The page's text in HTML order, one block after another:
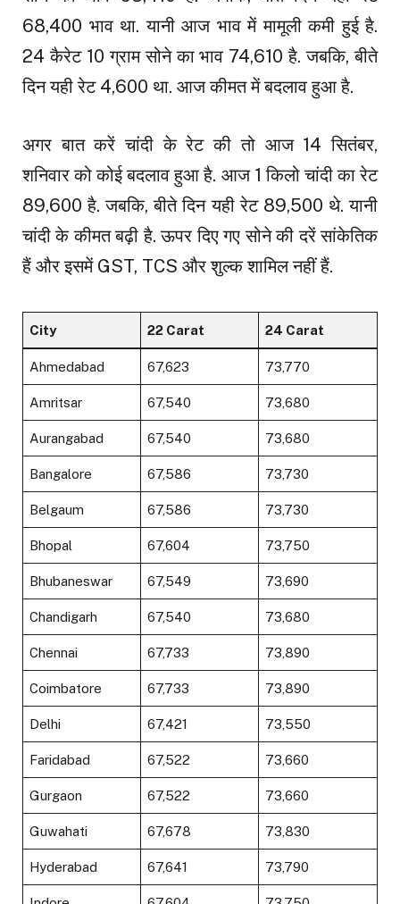
₹68,400 भाव था. यानी आज भाव में मामूली कमी हुई है.
24 कैरेट 10 ग्राम सोने का भाव ₹74,610 है. जबकि, बीते
दिन यही रेट ₹4,600 था. आज कीमत में बदलाव हुआ है.
अगर बात करें चांदी के रेट की तो आज 14 सितंबर,
शनिवार को कोई बदलाव हुआ है. आज 1 किलो चांदी का रेट
89,600 है. जबकि, बीते दिन यही रेट 89,500 थे. यानी
चांदी के कीमत बढ़ी है. ऊपर दिए गए सोने की दरें सांकेतिक
हैं और इसमें GST, TCS और शुल्क शामिल नहीं हैं.
City 22 Carat 24 Carat
Ahmedabad ₹67,623 ₹73,770
Amritsar ₹67,540 ₹73,680
Aurangabad ₹67,540 ₹73,680
Bangalore ₹67,586 ₹73,730
Belgaum ₹67,586 ₹73,730
Bhopal ₹67,604 ₹73,750
Bhubaneswar ₹67,549 ₹73,690
Chandigarh ₹67,540 ₹73,680
Chennai ₹67,733 ₹73,890
Coimbatore ₹67,733 ₹73,890
Delhi ₹67,421 ₹73,550
Faridabad ₹67,522 ₹73,660
Gurgaon ₹67,522 ₹73,660
Guwahati ₹67,678 ₹73,830
Hyderabad ₹67,641 ₹73,790